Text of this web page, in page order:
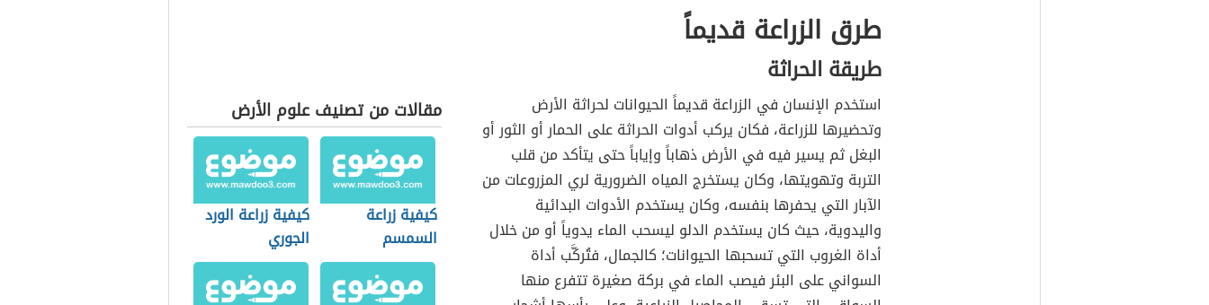
طرق الزراعة قديماً
طريقة الحراثة
استخدم الإنسان في الزراعة قديماً الحيوانات لحراثة الأرض
وتحضيرها للزراعة، فكان يركب أدوات الحراثة على الحمار أو الثور أو
البغل ثم يسير فيه في الأرض ذهاباً وإياباً حتى يتأكد من قلب
التربة وتهويتها، وكان يستخرج المياه الضرورية لري المزروعات من
الآبار التي يحفرها بنفسه، وكان يستخدم الأدوات البدائية
واليدوية، حيث كان يستخدم الدلو ليسحب الماء يدوياً أو من خلال
أداة الغروب التي تسحبها الحيوانات؛ كالجمال، فتُركَّب أداة
السواني على البئر فيصب الماء في بركة صغيرة تتفرع منها
مقالات من تصنيف علوم الأرض
كيفية زراعة
السمسم
كيفية زراعة الورد
الجوري